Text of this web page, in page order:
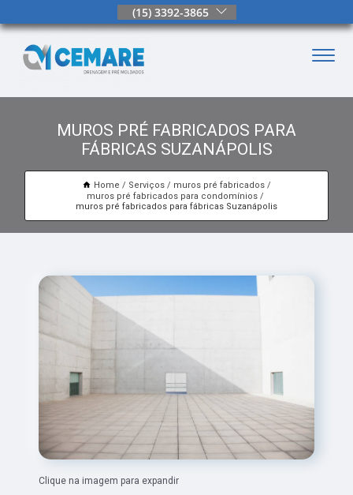
(15) 3392-3865
MUROS PRÉ FABRICADOS PARA
FÁBRICAS SUZANÁPOLIS
Home Serviços
muros pré fabricados
muros pré fabricados para condomínios
muros pré fabricados para fábricas Suzanápolis
Clique na imagem para expandir